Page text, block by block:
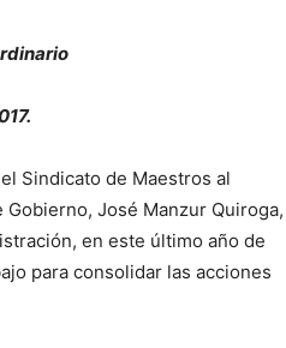
Sindicato de Maestros al
José Manzur Quiroga,
en este último año de
para consolidar las acciones